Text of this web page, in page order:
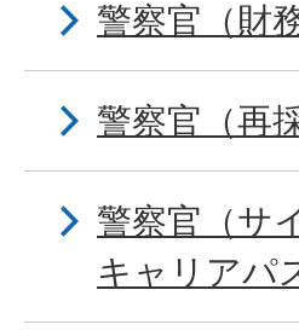
警察官（財
警察官（再
警察官（サ
キャリアパ